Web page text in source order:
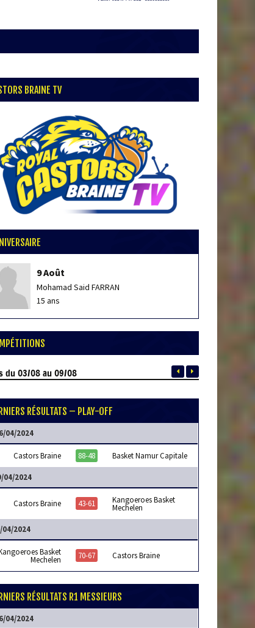
BRAINE TV
9 Août
Mohamad Said FARRAN
15 ans
du 03/08 au 09/08
RÉSULTATS – PLAY-OFF
04/2024
Castors Braine 88-48 Basket Namur Capitale
04/2024
Castors Braine 43-61 Kangoeroes Basket
Mechelen
04/2024
Basket
Mechelen 70-67 Castors Braine
RÉSULTATS R1 MESSIEURS
04/2024